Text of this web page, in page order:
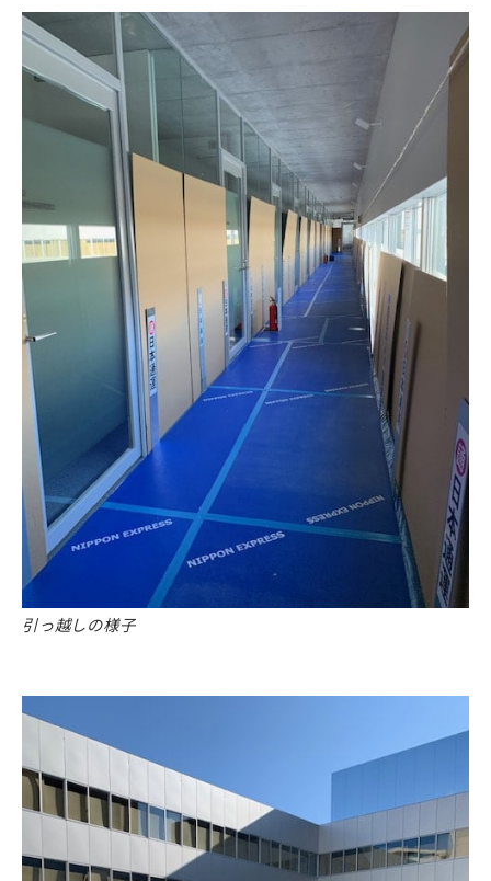
引っ越しの様子